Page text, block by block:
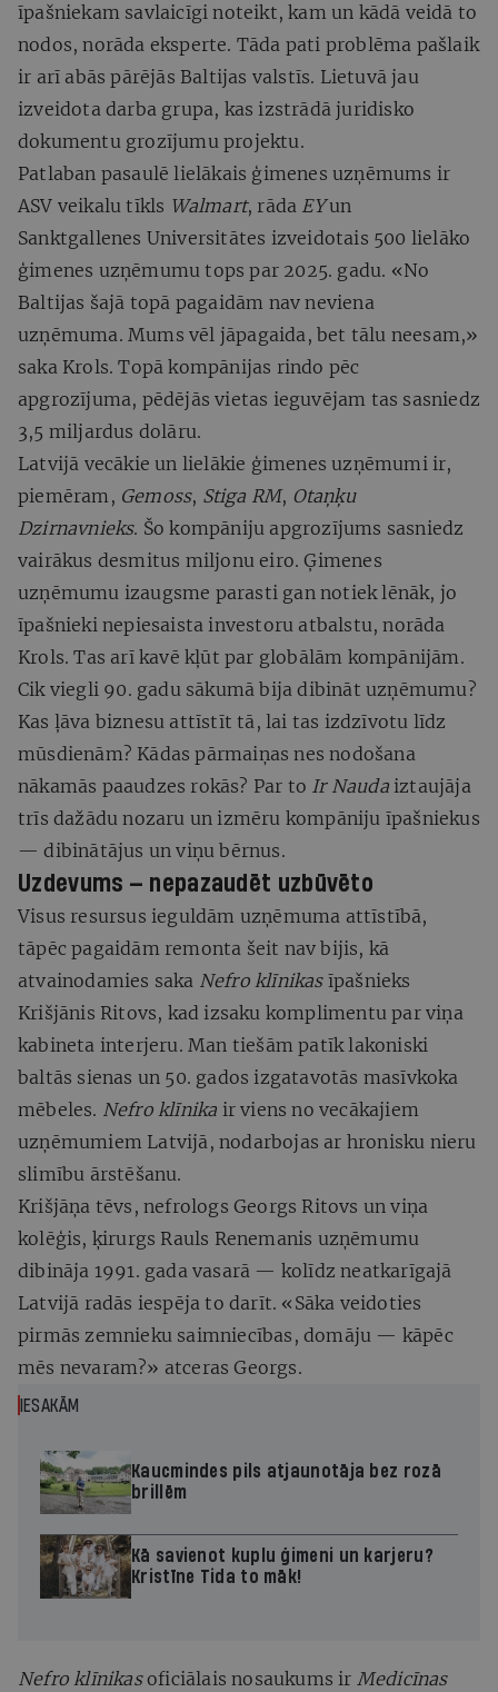
īpašniekam savlaicīgi noteikt, kam un kādā veidā to
nodos, norāda eksperte. Tāda pati problēma pašlaik
ir arī abās pārējās Baltijas valstīs. Lietuvā jau
izveidota darba grupa, kas izstrādā juridisko
dokumentu grozījumu projektu.
Patlaban pasaulē lielākais ģimenes uzņēmums ir
ASV veikalu tīkls Walmart, rāda EYun
Sanktgallenes Universitātes izveidotais 500 lielāko
ģimenes uzņēmumu tops par 2025. gadu. «No
Baltijas šajā topā pagaidām nav neviena
uzņēmuma. Mums vēl jāpagaida, bet tālu neesam,»
saka Krols. Topā kompānijas rindo pēc
apgrozījuma, pēdējās vietas ieguvējam tas sasniedz
3,5 miljardus dolāru.
Latvijā vecākie un lielākie ģimenes uzņēmumi ir,
piemēram, Gemoss, Stiga RM, Otaņķu
Dzirnavnieks. Šo kompāniju apgrozījums sasniedz
vairākus desmitus miljonu eiro. Ģimenes
uzņēmumu izaugsme parasti gan notiek lēnāk, jo
īpašnieki nepiesaista investoru atbalstu, norāda
Krols. Tas arī kavē kļūt par globālām kompānijām.
Cik viegli 90. gadu sākumā bija dibināt uzņēmumu?
Kas ļāva biznesu attīstīt tā, lai tas izdzīvotu līdz
mūsdienām? Kādas pārmaiņas nes nodošana
nākamās paaudzes rokās? Par to Ir Naudaiztaujāja
trīs dažādu nozaru un izmēru kompāniju īpašniekus
— dibinātājus un viņu bērnus.
Uzdevums — nepazaudēt uzbūvēto
Visus resursus ieguldām uzņēmuma attīstībā,
tāpēc pagaidām remonta šeit nav bijis, kā
atvainodamies saka Nefro klīnikasīpašnieks
Krišjānis Ritovs, kad izsaku komplimentu par viņa
kabineta interjeru. Man tiešām patīk lakoniski
baltās sienas un 50. gados izgatavotās masīvkoka
mēbeles. Nefro klīnika ir viens no vecākajiem
uzņēmumiem Latvijā, nodarbojas ar hronisku nieru
slimību ārstēšanu.
Krišjāņa tēvs, nefrologs Georgs Ritovs un viņa
kolēģis, ķirurgs Rauls Renemanis uzņēmumu
dibināja 1991. gada vasarā — kolīdz neatkarīgajā
Latvijā radās iespēja to darīt. «Sāka veidoties
pirmās zemnieku saimniecības, domāju — kāpēc
mēs nevaram?» atceras Georgs.
IESAKĀM
Kaucmindes pils atjaunotāja bez rozā
brillēm
Kā savienot kuplu ģimeni un karjeru?
Kristīne Tida to māk!
Nefro klīnikasoficiālais nosaukums ir Medicīnas